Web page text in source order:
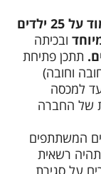
יעמוד על 25 ילדים
ובכיתה
תתכן פתיחת
וחובה)
עד למכסה
של החברה
המשתתפים
רשאית
על סגירת